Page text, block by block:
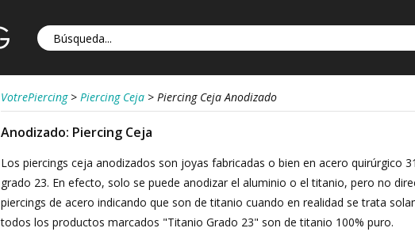
VotrePiercing > Piercing Ceja > Piercing Ceja Anodizado
Anodizado: Piercing Ceja
Los piercings ceja anodizados son joyas fabricadas o bien en acero
grado 23. En efecto, solo se puede anodizar el aluminio o el titanio, pero no
piercings de acero indicando que son de titanio cuando en realidad se trata
todos los productos marcados "Titanio Grado 23" son de titanio 100% puro.